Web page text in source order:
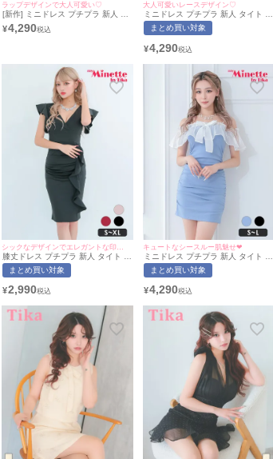
ラップデザインで大人可愛い♡
[新作] ミニドレス プチプラ 新人 タ
イト ジップ セクシー ノースリーブ
低身長 谷間 背中魅せ 緑 ワンカラー
¥4,290
大人可愛いレースデザイン♡
ミニドレス プチプラ 新人 タイト 袖
あり セクシー シアー袖 低身長 谷間
背中魅せ 同伴 ウエストベルト ハー
ュ キャバドレス (ひなたまる着
まとめ買い対象
¥4,290
膝丈ドレス プチプラ 新人 タイト セ
クシー 半袖 谷間 黒 シンプル フリ
ル デザイン Vネック キャバドレス
myMinette/マイミネット
まとめ買い対象
¥2,990
キュートなシースルー肌魅せ❤︎
ミニドレス プチプラ 新人 タイト オ
フショル キャミソール シアー 低身
長 胸元隠し リボン 水色 キャバドレ
myMinette/マイミネット
まとめ買い対象
¥4,290